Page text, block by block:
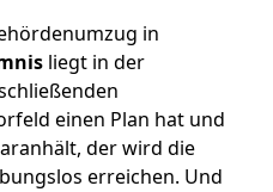
in
liegt in der
einen Plan hat und
der wird die
erreichen. Und